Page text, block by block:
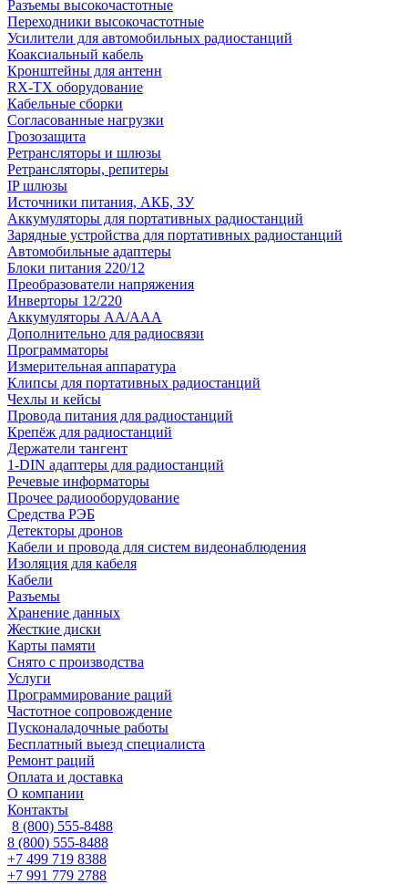
Разъемы высокочастотные
Переходники высокочастотные
Усилители для автомобильных радиостанций
Коаксиальный кабель
Кронштейны для антенн
RX-TX оборудование
Кабельные сборки
Согласованные нагрузки
Грозозащита
Ретрансляторы и шлюзы
Ретрансляторы, репитеры
IP шлюзы
Источники питания, АКБ, ЗУ
Аккумуляторы для портативных радиостанций
Зарядные устройства для портативных радиостанций
Автомобильные адаптеры
Блоки питания 220/12
Преобразователи напряжения
Инверторы 12/220
Аккумуляторы АА/ААА
Дополнительно для радиосвязи
Программаторы
Измерительная аппаратура
Клипсы для портативных радиостанций
Чехлы и кейсы
Провода питания для радиостанций
Крепёж для радиостанций
Держатели тангент
1-DIN адаптеры для радиостанций
Речевые информаторы
Прочее радиооборудование
Средства РЭБ
Детекторы дронов
Кабели и провода для систем видеонаблюдения
Изоляция для кабеля
Кабели
Разъемы
Хранение данных
Жесткие диски
Карты памяти
Снято с производства
Услуги
Программирование раций
Частотное сопровождение
Пусконаладочные работы
Бесплатный выезд специалиста
Ремонт раций
Оплата и доставка
О компании
Контакты
8 (800) 555-8488
8 (800) 555-8488
+7 499 719 8388
+7 991 779 2788